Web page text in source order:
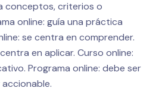
conceptos, criterios o
online: guía una práctica
se centra en comprender.
en aplicar. Curso online:
Programa online: debe ser